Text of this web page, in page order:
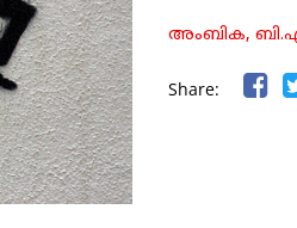
അംബിക,
Share: